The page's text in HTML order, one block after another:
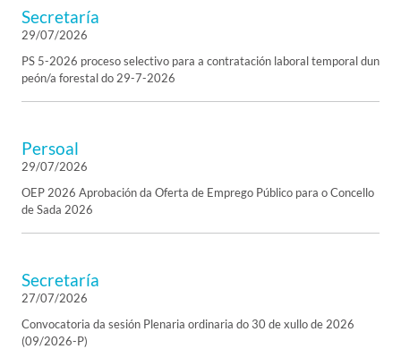
Secretaría
29/07/2026
PS 5-2026 proceso selectivo para a contratación laboral temporal dun
peón/a forestal do 29-7-2026
Persoal
29/07/2026
OEP 2026 Aprobación da Oferta de Emprego Público para o Concello
de Sada 2026
Secretaría
27/07/2026
Convocatoria da sesión Plenaria ordinaria do 30 de xullo de 2026
(09/2026-P)